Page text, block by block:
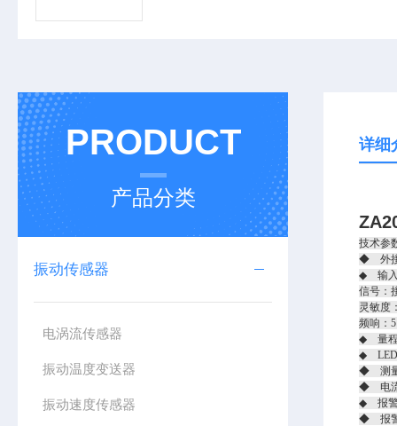
PRODUCT
产品分类
振动传感器
电涡流传感器
振动温度变送器
振动速度传感器
详细
技术参
◆ 外接
◆ 输
信号：
灵敏度
频响：
◆ 量程
◆ LED
◆ 测量
◆ 电流
◆ 报警
◆ 报警